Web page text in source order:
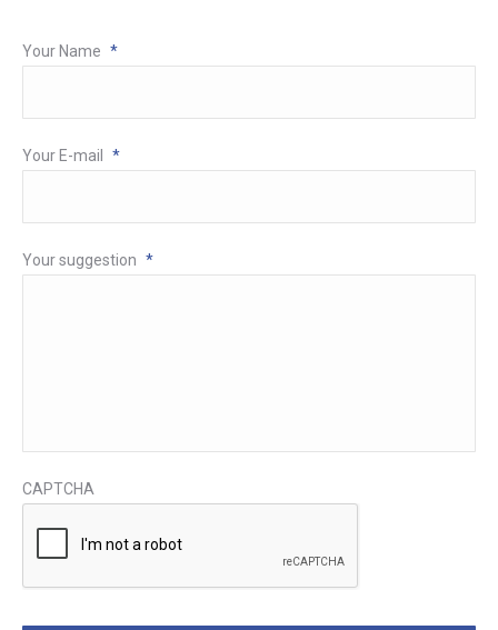
Your Name *
Your E-mail *
Your suggestion *
CAPTCHA